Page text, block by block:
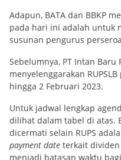
Adapun, BATA dan BBKP
pada hari ini adalah untuk
susunan pengurus
Sebelumnya, PT Intan Baru
menyelenggarakan
hingga 2 Februari 2023.
Untuk jadwal lengkap
dilihat dalam tabel di atas.
dicermati selain RUPS
payment date terkait
menjadi batasan waktu